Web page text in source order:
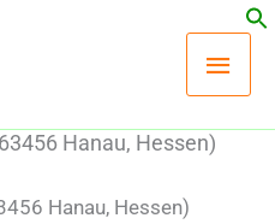
Hanau, Hessen)
Hanau, Hessen)